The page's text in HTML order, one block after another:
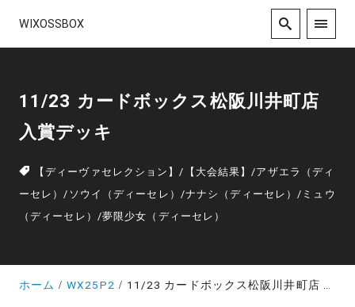
WIXOSSBOX
11/23 カードボックス松阪川井町店
入賞デッキ
【ディーヴァセレクション】/ 【大会結果】/アザエラ（ディ
ーセレ）/ ソウイ（ディーセレ） /ナナシ（ディーセレ）/ ミュウ
（ディーセレ） /夢限少女（ディーセレ）
ホーム WX25P2 11/23 カードボックス松阪川井町店 入賞デッキ